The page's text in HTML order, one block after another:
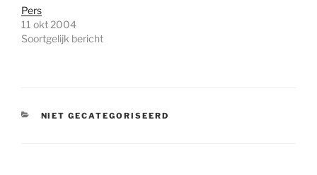
Pers
11 okt 2004
Soortgelijk bericht
CATEGORIEËN
NIET GECATEGORISEERD